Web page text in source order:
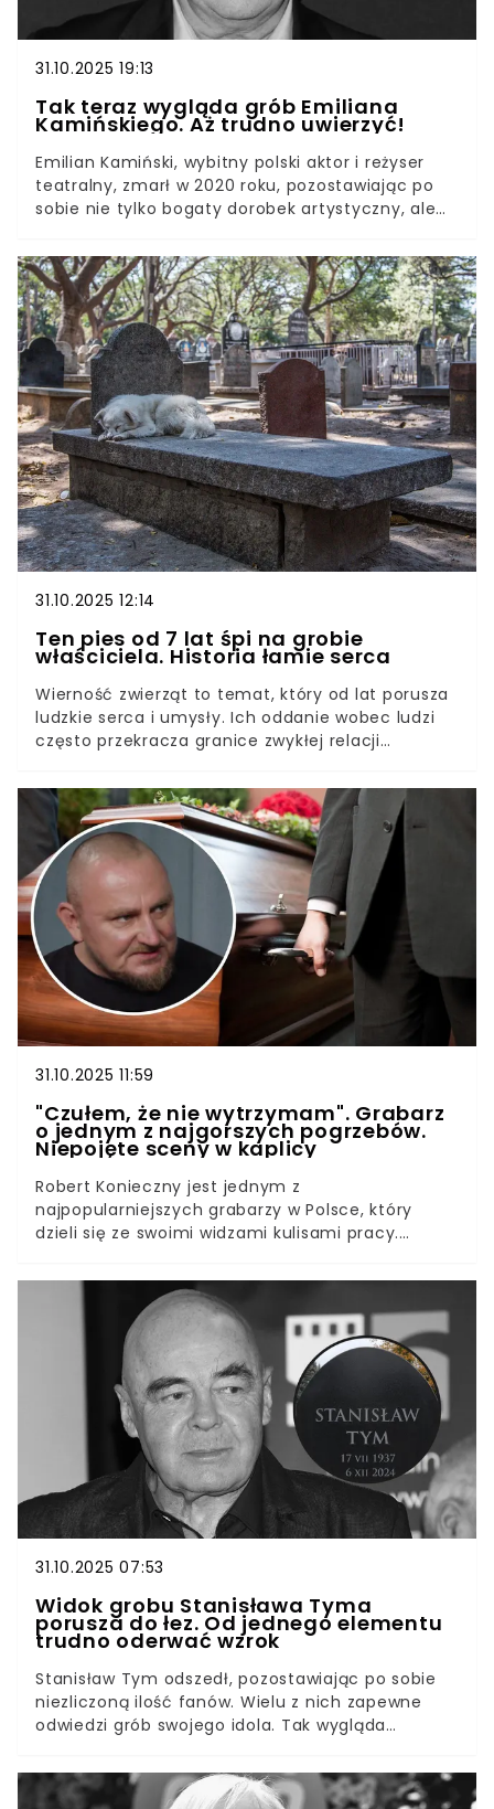
31.10.2025 19:13
Tak teraz wygląda grób Emiliana
Kamińskiego. Aż trudno uwierzyć!
Emilian Kamiński, wybitny polski aktor i reżyser
teatralny, zmarł w 2020 roku, pozostawiając po
sobie nie tylko bogaty dorobek artystyczny, ale
wyróżniający się na tle tradycyjnych nagrobków,
stał się miejscem szczególnym dla miłośników
kultury i historii. Wokół tej nietypowej realizacji
powstaje wiele refleksji dotyczących sposobu
upamiętniania osób znaczących dla polskiej
sceny teatralnej.
31.10.2025 12:14
Ten pies od 7 lat śpi na grobie
właściciela. Historia łamie serca
Wierność zwierząt to temat, który od lat porusza
ludzkie serca i umysły. Ich oddanie wobec ludzi
często przekracza granice zwykłej relacji
zwierzęta wykazują zachowania pełne lojalności,
nieustannej opieki i troski, które zasługują na
szczególną uwagę i uznanie.
31.10.2025 11:59
"Czułem, że nie wytrzymam". Grabarz
o jednym z najgorszych pogrzebów.
Niepojęte sceny w kaplicy
Robert Konieczny jest jednym z
najpopularniejszych grabarzy w Polsce, który
dzieli się ze swoimi widzami kulisami pracy.
najbardziej poruszających pogrzebów, na których
przyszło mu być.
31.10.2025 07:53
Widok grobu Stanisława Tyma
porusza do łez. Od jednego elementu
trudno oderwać wzrok
Stanisław Tym odszedł, pozostawiając po sobie
niezliczoną ilość fanów. Wielu z nich zapewne
odwiedzi grób swojego idola. Tak wygląda